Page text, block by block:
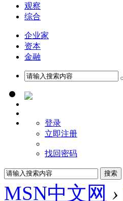
观察
综合
企业家
资本
金融
登录
立即注册
找回密码
MSN中文网 ›